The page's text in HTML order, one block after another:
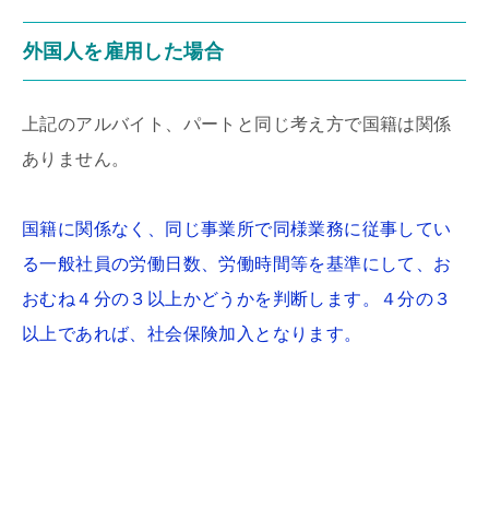
外国人を雇用した場合
上記のアルバイト、パートと同じ考え方で国籍は関係
ありません。
国籍に関係なく、同じ事業所で同様業務に従事してい
る一般社員の労働日数、労働時間等を基準にして、お
おむね４分の３以上かどうかを判断します。４分の３
以上であれば、社会保険加入となります。